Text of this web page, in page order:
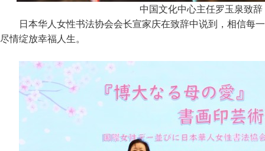
中国文化中心主任罗玉泉致辞
日本华人女性书法协会会长宣家庆在致辞中说到，相信每
尽情绽放幸福人生。